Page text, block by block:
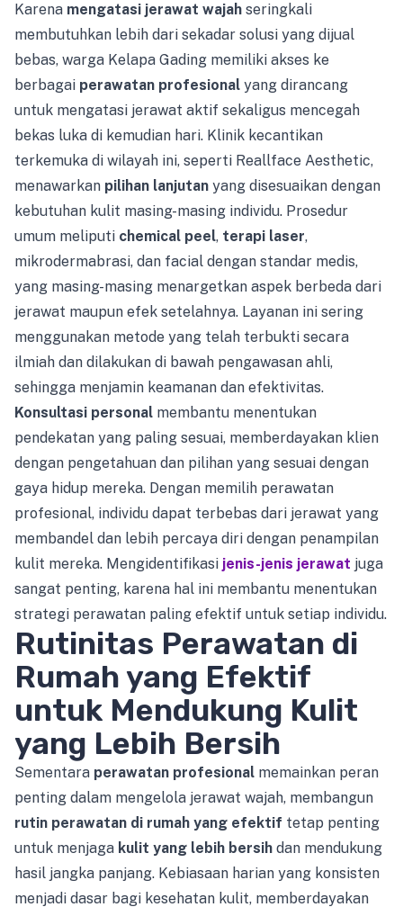
Karena mengatasi jerawat wajah seringkali
membutuhkan lebih dari sekadar solusi yang dijual
bebas, warga Kelapa Gading memiliki akses ke
berbagai perawatan profesional yang dirancang
untuk mengatasi jerawat aktif sekaligus mencegah
bekas luka di kemudian hari. Klinik kecantikan
terkemuka di wilayah ini, seperti Reallface Aesthetic,
menawarkan pilihan lanjutan yang disesuaikan dengan
kebutuhan kulit masing-masing individu. Prosedur
umum meliputi chemical peel, terapi laser,
mikrodermabrasi, dan facial dengan standar medis,
yang masing-masing menargetkan aspek berbeda dari
jerawat maupun efek setelahnya. Layanan ini sering
menggunakan metode yang telah terbukti secara
ilmiah dan dilakukan di bawah pengawasan ahli,
sehingga menjamin keamanan dan efektivitas.
Konsultasi personal membantu menentukan
pendekatan yang paling sesuai, memberdayakan klien
dengan pengetahuan dan pilihan yang sesuai dengan
gaya hidup mereka. Dengan memilih perawatan
profesional, individu dapat terbebas dari jerawat yang
membandel dan lebih percaya diri dengan penampilan
kulit mereka. Mengidentifikasi jenis-jenis jerawat juga
sangat penting, karena hal ini membantu menentukan
strategi perawatan paling efektif untuk setiap individu.
Rutinitas Perawatan di
Rumah yang Efektif
untuk Mendukung Kulit
yang Lebih Bersih
Sementara perawatan profesional memainkan peran
penting dalam mengelola jerawat wajah, membangun
rutin perawatan di rumah yang efektif tetap penting
untuk menjaga kulit yang lebih bersih dan mendukung
hasil jangka panjang. Kebiasaan harian yang konsisten
menjadi dasar bagi kesehatan kulit, memberdayakan